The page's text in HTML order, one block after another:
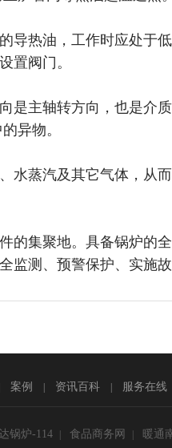
导热油，工作时应处于
置阀门。
是主轴转方向，也是介
异物。
水蒸汽及其它气体，从
的集聚地。具备锅炉的
监测、预警保护、实施故
案例 资讯百科 服务在线
锅炉-114 食品商务网 暖通